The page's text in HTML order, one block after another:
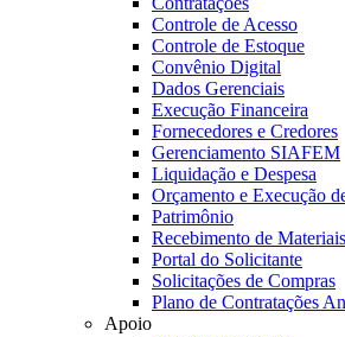
Controle de Acesso
Controle de Estoque
Convênio Digital
Dados Gerenciais
Execução Financeira
Fornecedores e Credores
Gerenciamento SIAFEM
Liquidação e Despesa
Orçamento e Execução
Patrimônio
Recebimento de
Portal do Solicitante
Solicitações de Compras
Plano de Contratações
Apoio